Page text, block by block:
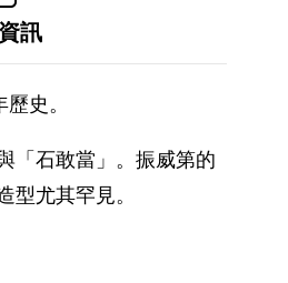
訊
史。
「石敢當」。振威第的
尤其罕見。